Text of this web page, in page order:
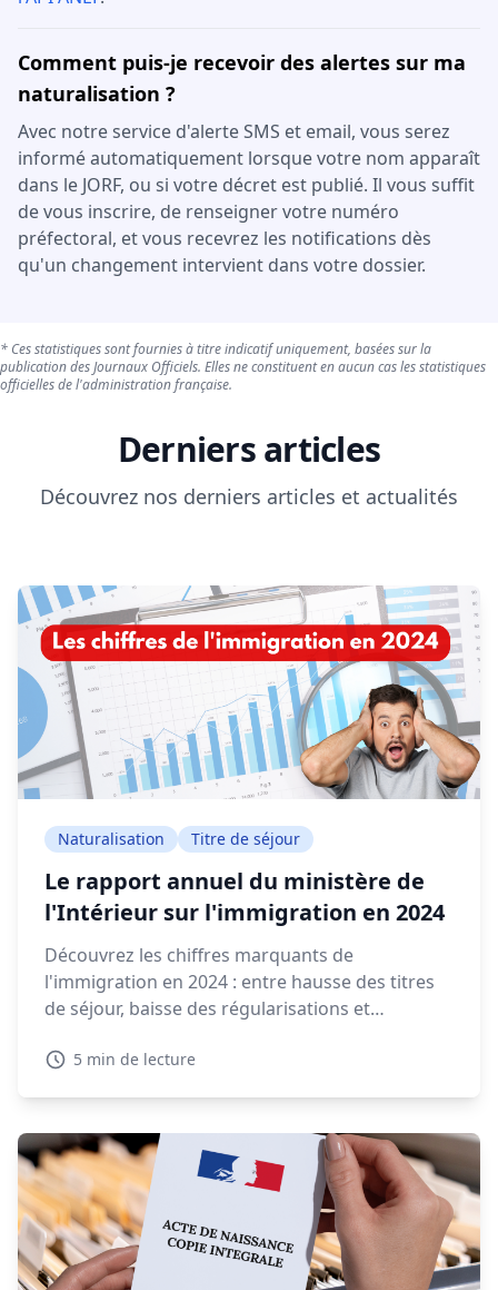
Comment puis-je recevoir des alertes sur ma
naturalisation ?
Avec notre service d'alerte SMS et email, vous serez
informé automatiquement lorsque votre nom apparaît
dans le JORF, ou si votre décret est publié. Il vous suffit
de vous inscrire, de renseigner votre numéro
préfectoral, et vous recevrez les notifications dès
qu'un changement intervient dans votre dossier.
* Ces statistiques sont fournies à titre indicatif uniquement, basées sur la
publication des Journaux Officiels. Elles ne constituent en aucun cas les statistiques
officielles de l'administration française.
Derniers articles
Découvrez nos derniers articles et actualités
Naturalisation Titre de séjour
Le rapport annuel du ministère de
l'Intérieur sur l'immigration en 2024
Découvrez les chiffres marquants de
l'immigration en 2024 : entre hausse des titres
de séjour, baisse des régularisations et
migratoire soulève de vifs débats.
5 min de lecture